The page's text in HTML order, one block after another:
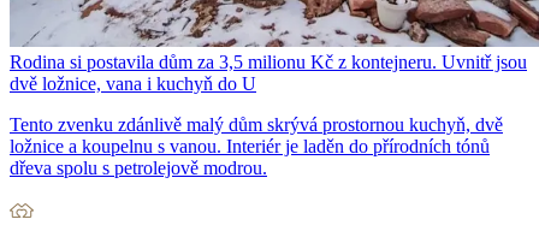
Rodina si postavila dům za 3,5 milionu Kč z kontejneru. Uvnitř jsou
dvě ložnice, vana i kuchyň do U
Tento zvenku zdánlivě malý dům skrývá prostornou kuchyň, dvě
ložnice a koupelnu s vanou. Interiér je laděn do přírodních tónů
dřeva spolu s petrolejově modrou.